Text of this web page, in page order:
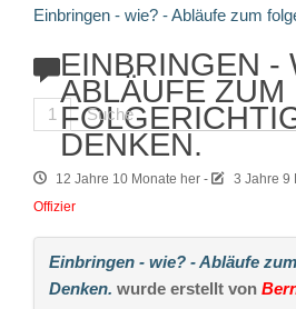
Einbringen - wie? - Abläufe zum
EINBRINGEN -
ABLÄUFE ZUM
DENKEN.
1
12 Jahre 10 Monate her - 3 Jahre 9
Offizier
Einbringen - wie? - Abläufe
Denken. wurde erstellt von